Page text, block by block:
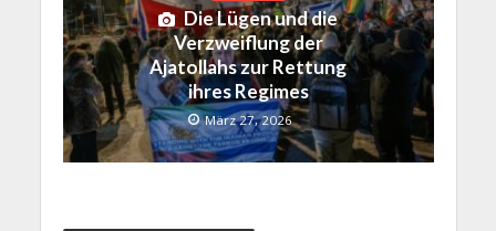
Die Lügen und die
Verzweiflung der
Ajatollahs zur Rettung
ihres Regimes
März 27, 2026